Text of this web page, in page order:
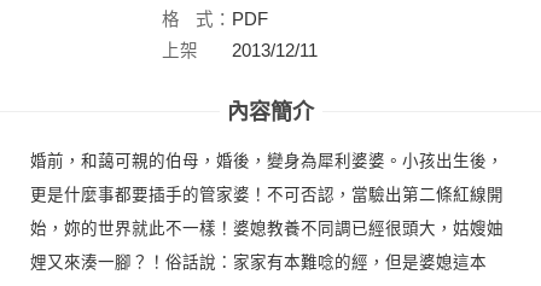
格
式： PDF
上架
2013/12/11
內容簡介
婚前，和藹可親的伯母，婚後，變身為犀利婆婆。小孩出生後，
更是什麼事都要插手的管家婆！不可否認，當驗出第二條紅線開
始，妳的世界就此不一樣！婆媳教養不同調已經很頭大，姑嫂妯
娌又來湊一腳？！俗話說：家家有本難唸的經，但是婆媳這本